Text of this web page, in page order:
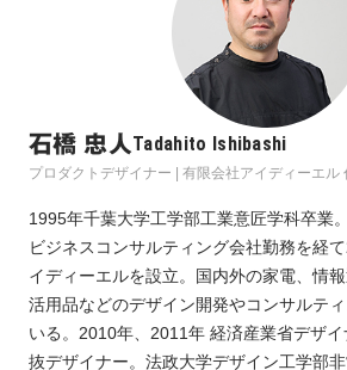
石橋 忠人Tadahito Ishibashi
プロダクトデザイナー | 有限会社アイディーエル
1995年千葉大学工学部工業意匠学科卒業
ビジネスコンサルティング会社勤務を経
イディーエルを設立。国内外の家電、情
活用品などのデザイン開発やコンサルテ
いる。2010年、2011年 経済産業省デザ
抜デザイナー。法政大学デザイン工学部非